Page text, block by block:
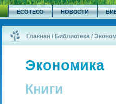
ECOTECO НОВОСТИ
Главная / Библиотека /
Экономика
Книги